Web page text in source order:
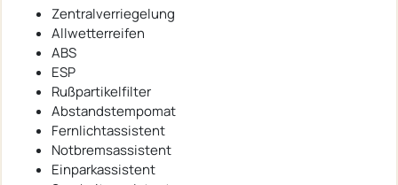
Zentralverriegelung
Allwetterreifen
ABS
ESP
Rußpartikelfilter
Abstandstempomat
Fernlichtassistent
Notbremsassistent
Einparkassistent